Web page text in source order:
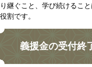
り継ぐこと、学び続けるこ
役割です。
義援金の受付終